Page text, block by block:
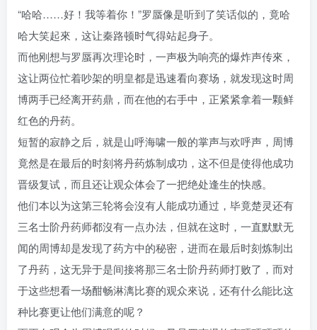
“哈哈……好！我等着你！”罗蜃像是听到了笑话似的，竟哈
哈大笑起來，这让秦路顿时气得站起身子。
而他刚想与罗蜃再次理论时，一声极为响亮的爆炸声传來，
这让两位忙着吵架的明皇都是迅速看向赛场，就发现这时周
博两手已经离开药鼎，而在他的右手中，正紧紧拿着一颗鲜
红色的丹药。
短暂的寂静之后，就是山呼海啸一般的掌声与欢呼声，周博
竟然是在最后的时刻将丹药炼制成功，这不但是使得他成功
晋级复试，而且还让观众体会了一把绝处逢生的快感。
他们本以为这第三轮将会沒有人能成功通过，毕竟楚灵还有
三名士阶丹药师都沒有一点办法，但就在这时，一直默默无
闻的周博却是发现了药方中的秘密，进而在最后时刻炼制出
了丹药，这无异于是间接将那三名士阶丹药师打败了，而对
于这些想看一场酣畅淋漓比赛的观众來说，还有什么能比这
种比赛更让他们满意的呢？